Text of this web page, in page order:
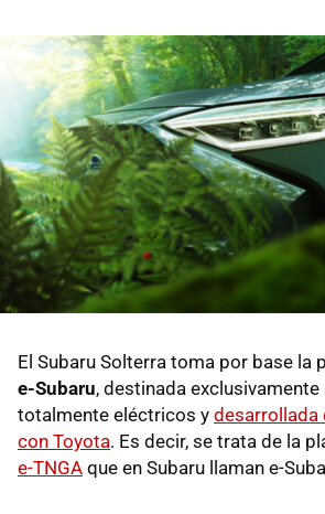
El Subaru Solterra toma por base la p
e-Subaru, destinada exclusivamente
totalmente eléctricos y desarrollada
con Toyota. Es decir, se trata de la
e-TNGA que en Subaru llaman e-